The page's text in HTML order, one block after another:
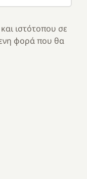
ιστότοπου σε
φορά που θα